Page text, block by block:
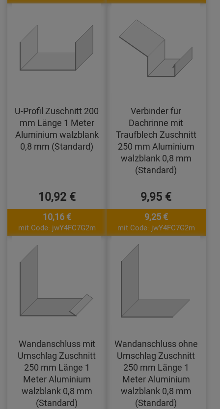
U-Profil Zuschnitt 200
mm Länge 1 Meter
Aluminium walzblank
0,8 mm (Standard)
10,92 €
10,16 €
mit Code: jwY4FC7G2m
Verbinder für
Dachrinne mit
Traufblech Zuschnitt
250 mm Aluminium
walzblank 0,8 mm
(Standard)
9,95 €
9,25 €
mit Code: jwY4FC7G2m
Wandanschluss mit
Umschlag Zuschnitt
250 mm Länge 1
Meter Aluminium
walzblank 0,8 mm
(Standard)
Wandanschluss ohne
Umschlag Zuschnitt
250 mm Länge 1
Meter Aluminium
walzblank 0,8 mm
(Standard)